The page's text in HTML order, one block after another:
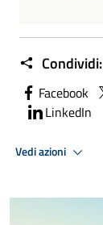
Condividi:
Facebook
LinkedIn
Vedi azioni